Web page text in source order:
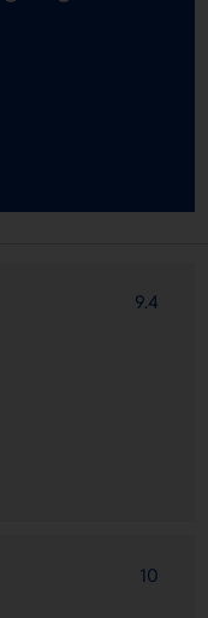
9.4
10